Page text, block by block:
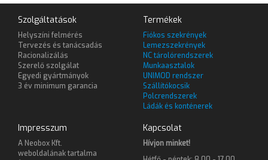
Szolgáltatások
Helyszíni felmérés
Tervezés és tanácsadás
Racionalizálás
Szerelő szolgálat
Egyedi gyártmányok
3 év minimum garancia
Termékek
Fiókos szekrények
Lemezszekrények
NC tárolórendszerek
Munkaasztalok
UNIMOD rendszer
Szállítókocsik
Polcrendszerek
Ládák és konténerek
Impresszum
A Neobox Kft.
weboldalának tartalma
Kapcsolat
Hívjon minket!